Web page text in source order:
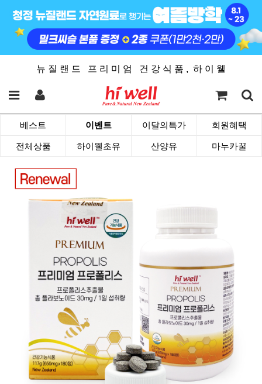
뉴 질 랜 드 프 리 미 엄 건 강 식 품 , 하 이 웰
베스트 이벤트 이달의특가 회원혜택
전체상품 하이웰초유 산양유 마누카꿀